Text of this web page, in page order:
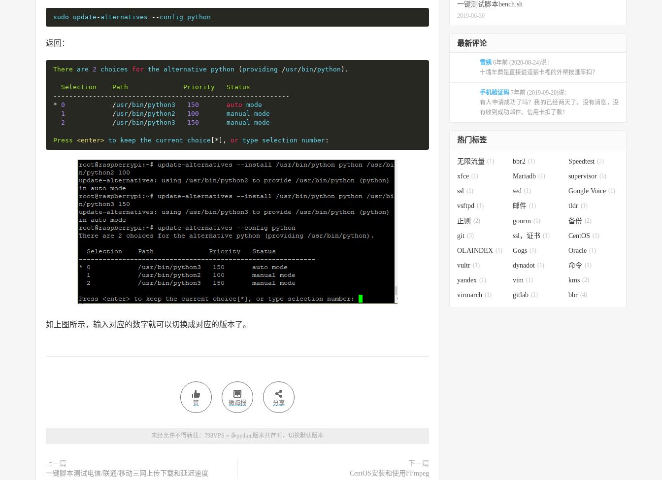
sudo update - alternatives -- config python
返回：
There are 2 choices for the alternative python ( providing /usr/ bin/python ).
Selection Path Priority
Status
------------------------------------------------------------
* 0 /usr/ bin/python3 150 auto mode
1
/usr/ bin/python2 100
       manual mode
2
/usr/ bin/python3 150
       manual mode
Press <enter> to keep the current choice [*], or type selection number :
如上图所示，输入对应的数字就可以切换成对应的版本了。
赞 微海报 分享
未经允许不得转载： 798VPS » 多python版本共存时，切换默认版本
上一篇
一键脚本测试电信/联通/移动三网上传下载和延迟速度
下一篇
CentOS安装和使用FFmpeg
一键测试脚本bench.sh
2019-06-30
最新评论
雪姨 6年前 (2020-08-24)说：
十塊年費是直接從這張卡裡的外幣按匯率扣？
手机验证码 7年前 (2019-09-20)说：
有人申请成功了吗？我的已经两天了，没有消息，没
有收到成功邮件。信用卡扣了款！
热门标签
无限流量 (1) bbr2 (1) Speedtest (2)
xfce (1) Mariadb (1) supervisor (1)
ssl (1) sed (1) Google Voice (1)
vsftpd (1) 邮件 (1) tldr (1)
正则 (2) goorm (1) 备份 (2)
git (3) ssl，证书 (1) CentOS (1)
OLAINDEX (1) Gogs (1) Oracle (1)
vultr (1) dynadot (1) 命令 (1)
yandex (1) vim (1) kms (2)
virmarch (1) gitlab (1) bbr (4)